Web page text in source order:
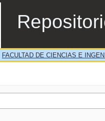
FACULTAD DE CIENCIAS E